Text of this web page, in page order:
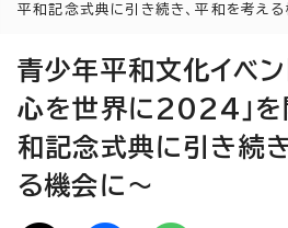
平和記念式典に引き続き、平和を考える
青少年平和文化イベン
心を世界に2024」を
和記念式典に引き続
る機会に～